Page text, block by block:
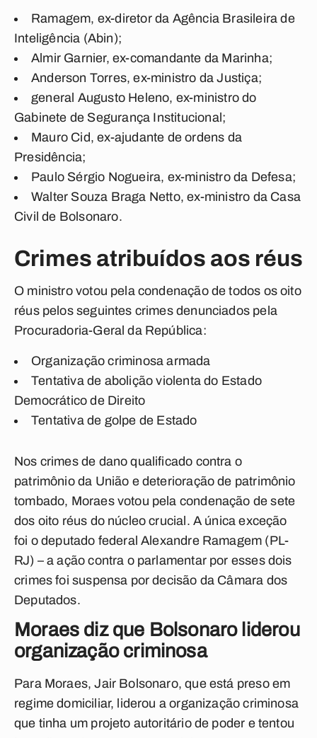
Ramagem, ex-diretor da Agência Brasileira de
Inteligência (Abin);
Almir Garnier, ex-comandante da Marinha;
Anderson Torres, ex-ministro da Justiça;
general Augusto Heleno, ex-ministro do
Gabinete de Segurança Institucional;
Mauro Cid, ex-ajudante de ordens da
Presidência;
Paulo Sérgio Nogueira, ex-ministro da Defesa;
Walter Souza Braga Netto, ex-ministro da Casa
Civil de Bolsonaro.
Crimes atribuídos aos réus
O ministro votou pela condenação de todos os oito
réus pelos seguintes crimes denunciados pela
Procuradoria-Geral da República:
Organização criminosa armada
Tentativa de abolição violenta do Estado
Democrático de Direito
Tentativa de golpe de Estado
Nos crimes de dano qualificado contra o
patrimônio da União e deterioração de patrimônio
tombado, Moraes votou pela condenação de sete
dos oito réus do núcleo crucial. A única exceção
foi o deputado federal Alexandre Ramagem (PL-
RJ) – a ação contra o parlamentar por esses dois
crimes foi suspensa por decisão da Câmara dos
Deputados.
Moraes diz que Bolsonaro liderou
organização criminosa
Para Moraes, Jair Bolsonaro, que está preso em
regime domiciliar, liderou a organização criminosa
que tinha um projeto autoritário de poder e tentou